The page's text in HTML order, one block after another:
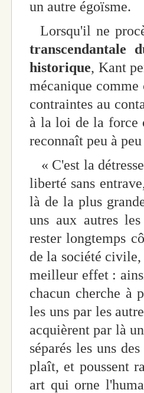
un autre égoïsme.
Lorsqu'il ne
transcendantale
historique, Kant
mécanique
contraintes au
à la loi de la force
reconnaît peu à
« C'est la
liberté sans
là de la plus
uns aux autres
rester longtemps
de la société
meilleur effet :
chacun cherche à
les uns par les
acquièrent par là
séparés les uns
plaît, et poussent
art qui orne